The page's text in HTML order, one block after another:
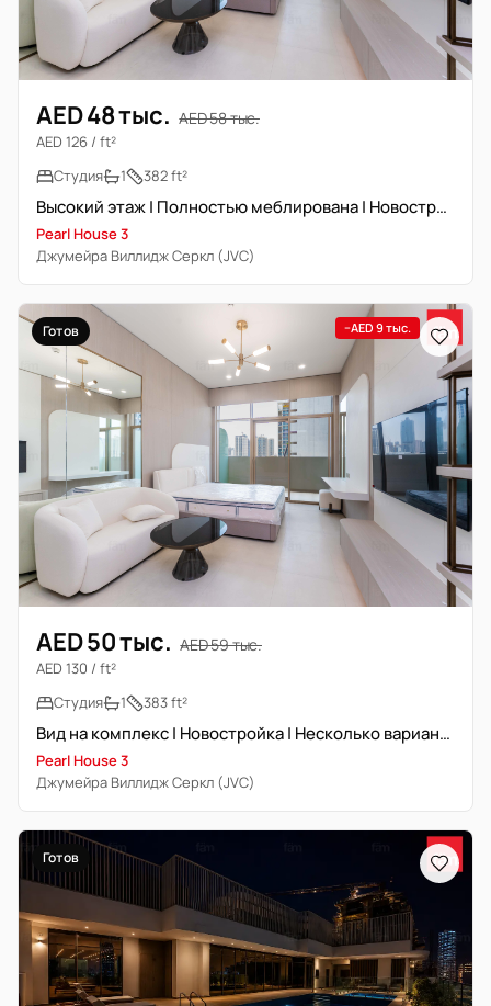
AED 48 тыс. AED 58 тыс.
AED 126 / ft²
Студия
1 382 ft²
Высокий этаж | Полностью меблирована | Новостройка
Pearl House 3
Джумейра Виллидж Серкл (JVC)
Готов −AED 9 тыс.
AED 50 тыс. AED 59 тыс.
AED 130 / ft²
Студия
1 383 ft²
Вид на комплекс | Новостройка | Несколько вариантов
Pearl House 3
Джумейра Виллидж Серкл (JVC)
Готов